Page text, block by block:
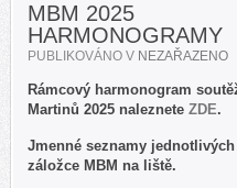
MBM 2025
HARMONOGRAMY
PUBLIKOVÁNO V NEZAŘAZENO
Rámcový harmonogram
Martinů 2025 naleznete ZDE.
Jmenné seznamy
záložce MBM na liště.